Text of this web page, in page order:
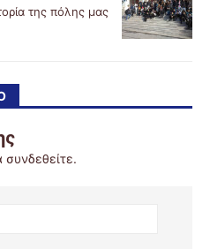
της πόλης μας
συνδεθείτε.